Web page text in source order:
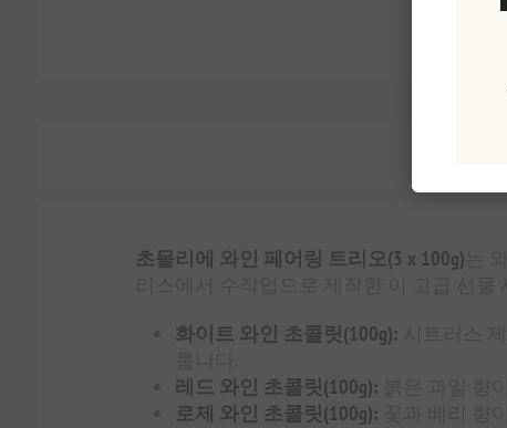
초믈리에 와인 페어링 트리오(3 x 100g)
화이트 와인 초콜릿(100g):
레드 와인 초콜릿(100g):
로제 와인 초콜릿(100g):